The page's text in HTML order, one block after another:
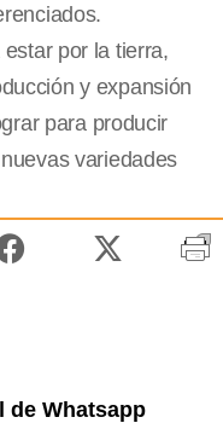
por la tierra,
y expansión
para producir
variedades
de Whatsapp